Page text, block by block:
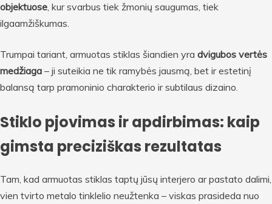
objektuose, kur svarbus tiek žmonių saugumas, tiek
ilgaamžiškumas.
Trumpai tariant, armuotas stiklas šiandien yra dvigubos vertės
medžiaga – ji suteikia ne tik ramybės jausmą, bet ir estetinį
balansą tarp pramoninio charakterio ir subtilaus dizaino.
Stiklo pjovimas ir apdirbimas: kaip
gimsta preciziškas rezultatas
Tam, kad armuotas stiklas taptų jūsų interjero ar pastato dalimi,
vien tvirto metalo tinklelio neužtenka – viskas prasideda nuo